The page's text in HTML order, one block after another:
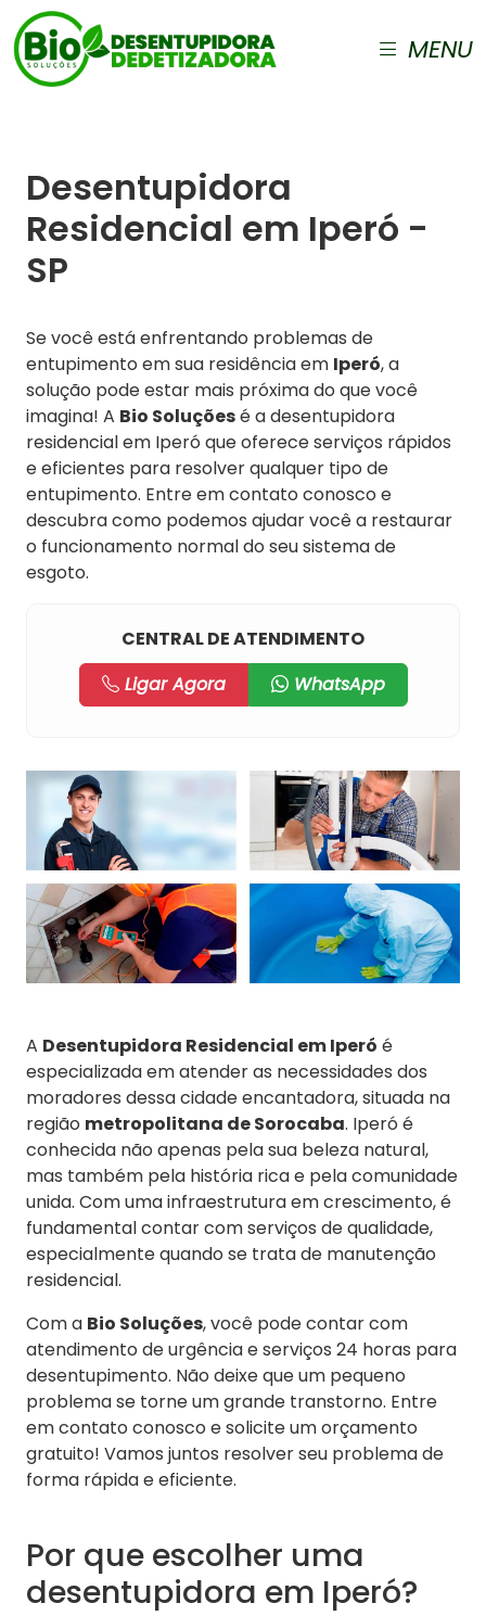
MENU
Desentupidora
Residencial em Iperó -
SP
Se você está enfrentando problemas de
entupimento em sua residência em Iperó, a
solução pode estar mais próxima do que você
imagina! A Bio Soluçõesé a desentupidora
residencial em Iperó que oferece serviços rápidos
e eficientes para resolver qualquer tipo de
entupimento. Entre em contato conosco e
descubra como podemos ajudar você a restaurar
o funcionamento normal do seu sistema de
esgoto.
CENTRAL DE ATENDIMENTO
Ligar Agora
WhatsApp
A Desentupidora Residencial em Iperó é
especializada em atender as necessidades dos
moradores dessa cidade encantadora, situada na
região metropolitana de Sorocaba. Iperó é
conhecida não apenas pela sua beleza natural,
mas também pela história rica e pela comunidade
unida. Com uma infraestrutura em crescimento, é
fundamental contar com serviços de qualidade,
especialmente quando se trata de manutenção
residencial.
Com a Bio Soluções, você pode contar com
atendimento de urgência e serviços 24 horas para
desentupimento. Não deixe que um pequeno
problema se torne um grande transtorno. Entre
em contato conosco e solicite um orçamento
gratuito! Vamos juntos resolver seu problema de
forma rápida e eficiente.
Por que escolher uma
desentupidora em Iperó?